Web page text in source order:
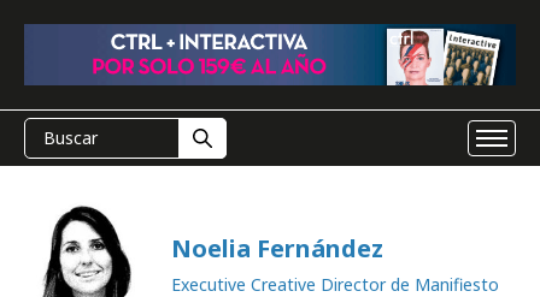
Noelia Fernández
Executive Creative Director de Manifiesto